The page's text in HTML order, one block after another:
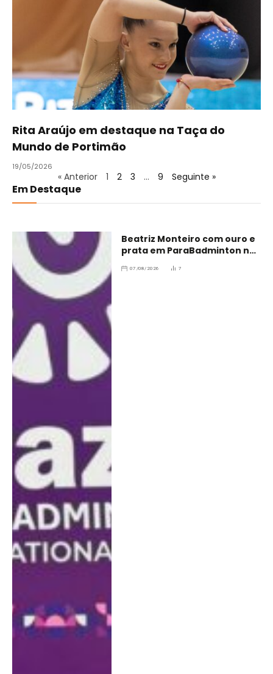
Rita Araújo em destaque na Taça do
Mundo de Portimão
19/05/2026
« Anterior 1 2 3 … 9 Seguinte »
Em Destaque
Beatriz Monteiro com ouro e
prata em ParaBadminton no
07/08/2026 7